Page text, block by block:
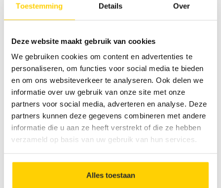
Toestemming Details Over
Deze website maakt gebruik van cookies
We gebruiken cookies om content en advertenties te
personaliseren, om functies voor social media te bieden
en om ons websiteverkeer te analyseren. Ook delen we
informatie over uw gebruik van onze site met onze
partners voor social media, adverteren en analyse. Deze
partners kunnen deze gegevens combineren met andere
informatie die u aan ze heeft verstrekt of die ze hebben
verzameld op basis van uw gebruik van hun services.
Alles toestaan
VAN GAS TOT ELEKTRICITEIT
worden naar elektriciteit. BAT Services, een van de
partners waar Derudder Cleaning mee samenwerkt,
gebruikt het gas om te verwarmen en om elektriciteit
mee aan te maken. De warmte consumeren ze zelf,
de elektriciteit wordt verkocht.
KAN JE MET VETTEN UIT JE VETPUT BIODIESEL
MAKEN?